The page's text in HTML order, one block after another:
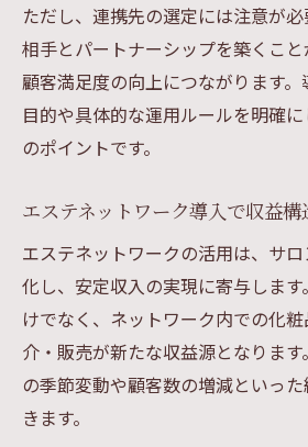
エステネットワーク利用
方法
化粧品ネットワーク活用
化
エステ活用でサロンの信
法的トラブル回避へネットワ
極め方
エステネットワーク活用
説
ネットワークビジネスと
とは
ただし、連携先の選定には注意が
相手とパートナーシップを築くこ
顧客満足度の向上につながります
目的や具体的な運用ルールを明確
のポイントです。
エステネットワーク導入で収益構
エステネットワークの活用は、サ
化し、安定収入の実現に寄与しま
けでなく、ネットワーク内での化
介・販売が新たな収益源となりま
の季節変動や顧客数の増減といっ
きます。